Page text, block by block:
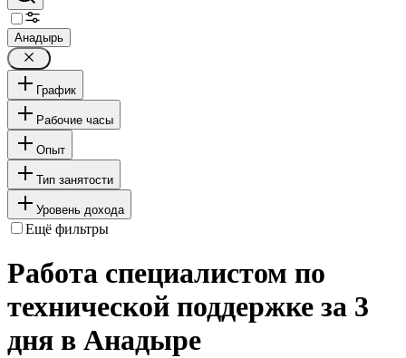
Анадырь
График
Рабочие часы
Опыт
Тип занятости
Уровень дохода
Ещё фильтры
Работа специалистом по
технической поддержке за 3
дня в Анадыре